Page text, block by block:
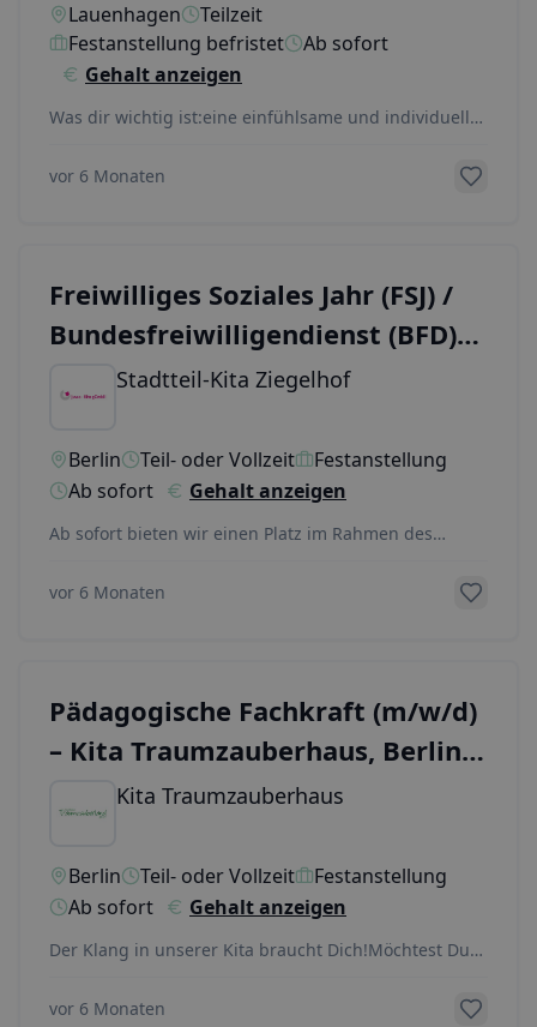
Lauenhagen
Teilzeit
Festanstellung befristet
Ab sofort
Gehalt anzeigen
Was dir wichtig ist:eine einfühlsame und individuelle
vor 6 Monaten
Freiwilliges Soziales Jahr (FSJ) /
Bundesfreiwilligendienst (BFD)
in der Kita
Stadtteil-Kita Ziegelhof
Berlin Teil- oder Vollzeit
Festanstellung
Ab sofort
Gehalt anzeigen
Ab sofort bieten wir einen Platz im Rahmen des
vor 6 Monaten
Pädagogische Fachkraft (m/w/d)
– Kita Traumzauberhaus, Berlin-
Kaulsdorf Süd
Kita Traumzauberhaus
Berlin Teil- oder Vollzeit
Festanstellung
Ab sofort
Gehalt anzeigen
Der Klang in unserer Kita braucht Dich!Möchtest Du
vor 6 Monaten